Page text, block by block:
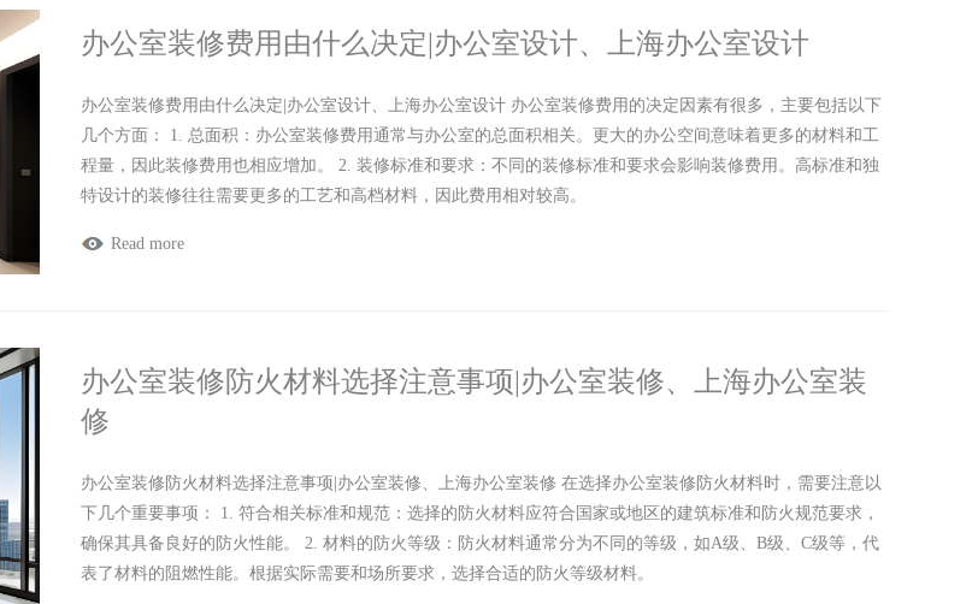
办公室装修费用由什么决定|办公室设计、上海办公室设计
办公室装修费用由什么决定|办公室设计、上海办公室设计 办公室装修费用的决定因素有很多，主要包括以下
几个方面： 1. 总面积：办公室装修费用通常与办公室的总面积相关。更大的办公空间意味着更多的材料和工
程量，因此装修费用也相应增加。 2. 装修标准和要求：不同的装修标准和要求会影响装修费用。高标准和独
特设计的装修往往需要更多的工艺和高档材料，因此费用相对较高。
Read more
办公室装修防火材料选择注意事项|办公室装修、上海办公室装
修
办公室装修防火材料选择注意事项|办公室装修、上海办公室装修 在选择办公室装修防火材料时，需要注意以
下几个重要事项： 1. 符合相关标准和规范：选择的防火材料应符合国家或地区的建筑标准和防火规范要求，
确保其具备良好的防火性能。 2. 材料的防火等级：防火材料通常分为不同的等级，如A级、B级、C级等，代
表了材料的阻燃性能。根据实际需要和场所要求，选择合适的防火等级材料。